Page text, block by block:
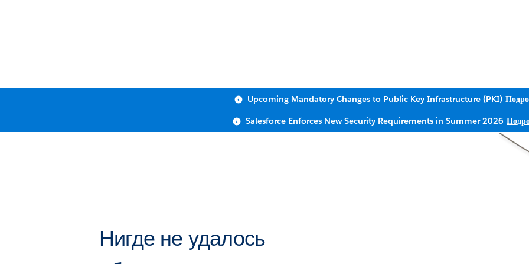
Upcoming Mandatory Changes to Public Key Infrastructure (PKI)
Salesforce Enforces New Security Requirements in Summer 2026
Нигде не удалось